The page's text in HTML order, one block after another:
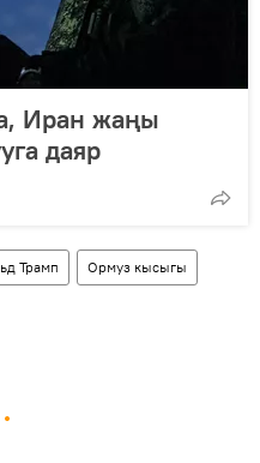
Иран жаңы
даяр
Трамп Ормуз кысыгы